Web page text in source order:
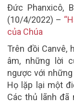
Đức Phanxicô,
(10/4/2022) –
của Chúa
Trên đồi Canvê,
âm, những lời
ngược với
Họ lặp lại một
Các thủ lãnh đã